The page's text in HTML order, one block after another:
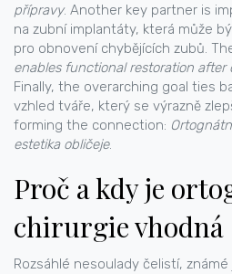
přípravy. Another key partner is
na zubní implantáty, která může
pro obnovení chybějících zubů.
enables functional restoration
Finally, the overarching goal ties
vzhled tváře, který se výrazně
forming the connection:
estetika obličeje.
Proč a kdy je
chirurgie vhodná
Rozsáhlé nesoulady čelistí, známé